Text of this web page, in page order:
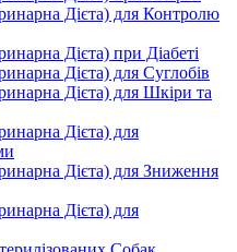
Дієта) для Контролю
Дієта) при Діабеті
Дієта) для Суглобів
Дієта) для Шкіри та
Дієта) для
Дієта) для Зниження
Дієта) для